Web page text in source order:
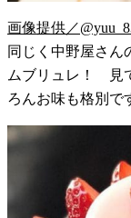
画像提供／
同じく中野屋さん
ムブリュレ！ 見
ろんお味も格別で